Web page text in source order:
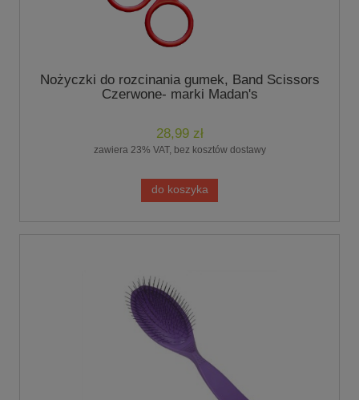
Nożyczki do rozcinania gumek, Band Scissors
Czerwone- marki Madan's
28,99 zł
zawiera 23% VAT, bez kosztów dostawy
do koszyka